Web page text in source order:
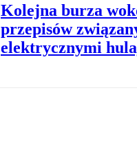
Kolejna burza
przepisów
elektrycznymi